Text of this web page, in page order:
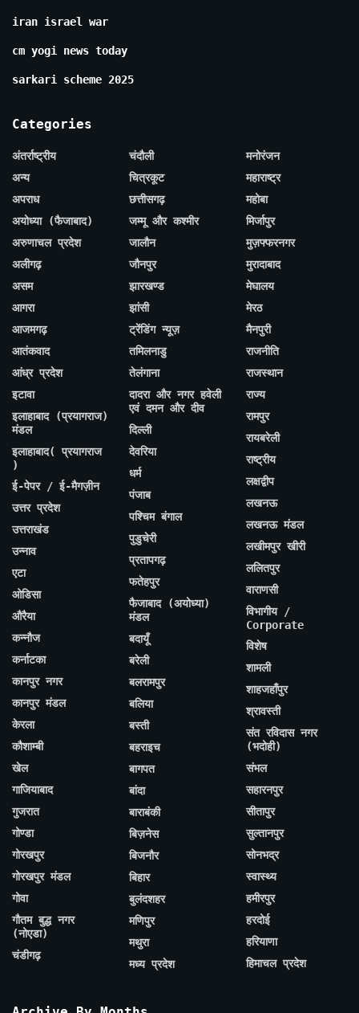
iran israel war
cm yogi news today
sarkari scheme 2025
Categories
अंतर्राष्ट्रीय
अन्य
अपराध
अयोध्या (फैजाबाद)
अरुणाचल प्रदेश
अलीगढ़
असम
आगरा
आजमगढ़
आतंकवाद
आंध्र प्रदेश
इटावा
इलाहाबाद (प्रयागराज)
मंडल
इलाहाबाद( प्रयागराज
)
ई-पेपर / ई-मैगज़ीन
उत्तर प्रदेश
उत्तराखंड
उन्नाव
एटा
ओडिसा
औरैया
कन्नौज
कर्नाटका
कानपुर नगर
कानपुर मंडल
केरला
कौशाम्बी
खेल
गाजियाबाद
गुजरात
गोण्डा
गोरखपुर
गोरखपुर मंडल
गोवा
गौतम बुद्ध नगर
(नोएडा)
चंडीगढ़
चंदौली
चित्रकूट
छत्तीसगढ़
जम्मू और कश्मीर
जालौन
जौनपुर
झारखण्ड
झांसी
ट्रेंडिंग न्यूज़
तमिलनाडु
तेलंगाना
दादरा और नगर हवेली
एवं दमन और दीव
दिल्ली
देवरिया
धर्म
पंजाब
पश्चिम बंगाल
पुडुचेरी
प्रतापगढ़
फतेहपुर
फैजाबाद (अयोध्या)
मंडल
बदायूँ
बरेली
बलरामपुर
बलिया
बस्ती
बहराइच
बागपत
बांदा
बाराबंकी
बिज़नेस
बिजनौर
बिहार
बुलंदशहर
मणिपुर
मथुरा
मध्य प्रदेश
मनोरंजन
महाराष्ट्र
महोबा
मिर्जापुर
मुज़फ्फरनगर
मुरादाबाद
मेघालय
मेरठ
मैनपुरी
राजनीति
राजस्थान
राज्य
रामपुर
रायबरेली
राष्ट्रीय
लक्षद्वीप
लखनऊ
लखनऊ मंडल
लखीमपुर खीरी
ललितपुर
वाराणसी
विभागीय /
Corporate
विशेष
शामली
शाहजहाँपुर
श्रावस्ती
संत रविदास नगर
(भदोही)
संभल
सहारनपुर
सीतापुर
सुल्तानपुर
सोनभद्र
स्वास्थ्य
हमीरपुर
हरदोई
हरियाणा
हिमाचल प्रदेश